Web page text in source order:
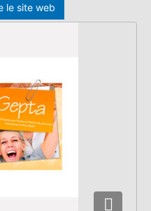
le site web